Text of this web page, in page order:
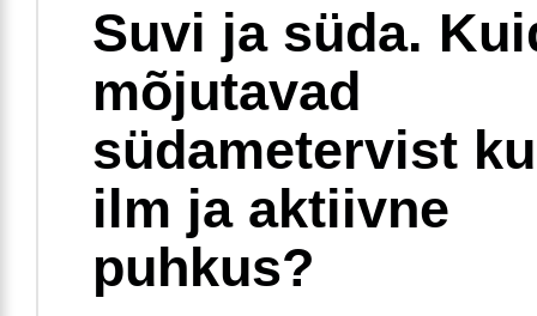
Suvi ja süda.
mõjutavad
südametervist
ilm ja aktiivne
puhkus?